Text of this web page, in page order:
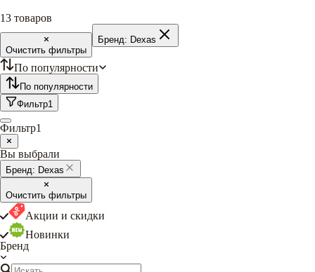
13 товаров
Очистить фильтры
Бренд: Dexas
По популярности
По популярности
Фильтр1
Фильтр1
Вы выбрали
Бренд: Dexas
Очистить фильтры
Акции и скидки
Новинки
Бренд